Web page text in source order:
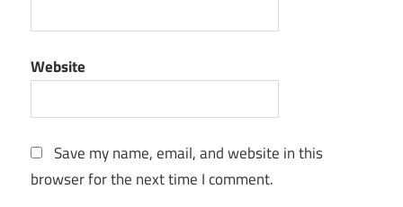
Website
Save my name, email, and website in this
browser for the next time I comment.